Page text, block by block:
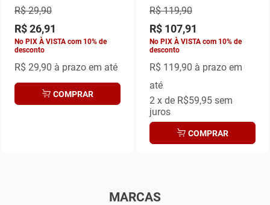
R$ 29,90
R$ 26,91
No PIX À VISTA com 10% de
desconto
R$ 29,90 à prazo em até
COMPRAR
R$ 119,90
R$ 107,91
No PIX À VISTA com 10% de
desconto
R$ 119,90 à prazo em
até
2x de R$59,95sem
juros
COMPRAR
MARCAS